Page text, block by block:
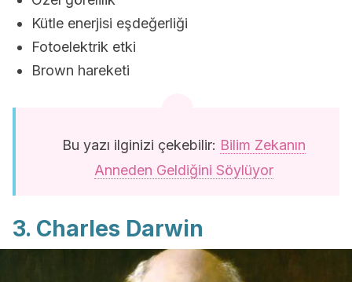
Kütle enerjisi eşdeğerliği
Fotoelektrik etki
Brown hareketi
Bu yazı ilginizi çekebilir: Bilim Zekanın
Anneden Geldiğini Söylüyor
3. Charles Darwin